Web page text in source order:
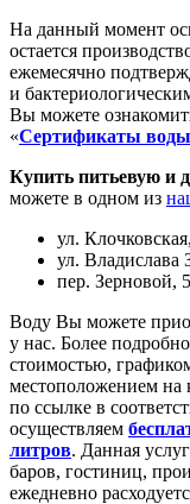
На данный момент
остается
ежемесячно
и
Вы можете
«Сертификаты воды
Купить питьевую и
можете в одном из
ул.
ул. Владислава
пер. Зерновой,
Воду Вы можете
у нас. Более
стоимостью,
местоположением на
по ссылке в
осуществляем
литров. Данная
баров, гостиниц,
ежедневно